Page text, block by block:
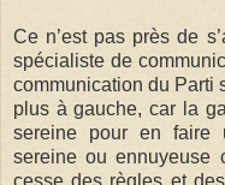
Ce n’est pas près de
spécialiste de
communication du Parti
plus à gauche, car la
sereine pour en faire
sereine ou ennuyeuse
cesse des règles et